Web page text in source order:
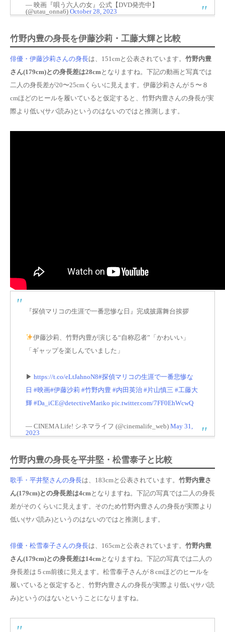
— 映画『唄う六人の女』公式【DVD発売中】
(@utau_onna6) October 28, 2023
竹野内豊の身長を伊藤沙莉・工藤大輝と比較
俳優・伊藤沙莉さんの身長は、151cmと公表されています。 竹野内豊
さん(179cm)との身長差は28cm となりますね。下記の動画と写真では
二人の身長差が20〜25cmくらいに見えます。伊藤沙莉さんが５〜８
cmほどのヒールを履いていると仮定すると、竹野内豊さんの身長が実
際より低い(サバ読み)というのはないのではと推測します。
『探偵マリコの生涯で一番悲惨な日』完成披露舞台挨拶
伊藤沙莉、竹野内豊が演じる“自称忍者”「かわいい」
「ギャップを楽しんでいました」
▶ https://t.co/eLtJahnoN8#探偵マリコの生涯で一番悲惨な
日 #映画#伊藤沙莉 #竹野内豊 #内田英治 #片山慎三 #工藤大
輝 #Da_iCE@detectiveMariko pic.twitter.com/7FF0EhWcwQ
— CINEMA Life! シネマライフ (@cinemalife_web) May 31,
2023
竹野内豊の身長を平井堅・松雪泰子と比較
歌手・平井堅さんの身長は、183cmと公表されています。 竹野内豊さ
ん(179cm)との身長差は4cm となりますね。下記の写真では二人の身長
差がそのくらいに見えます。そのため竹野内豊さんの身長が実際より
低い(サバ読み)というのはないのではと推測します。
俳優・松雪泰子さんの身長は、165cmと公表されています。 竹野内豊
さん(179cm)との身長差は14cm となりますね。下記の写真では二人の
身長差は５cm前後に見えます。松雪泰子さんが８cmほどのヒールを
履いていると仮定すると、竹野内豊さんの身長が実際より低い(サバ読
み)というのはないということになりますね。